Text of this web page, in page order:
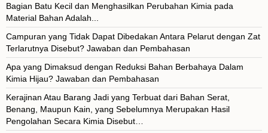
Bagian Batu Kecil dan Menghasilkan Perubahan Kimia pada
Material Bahan Adalah...
Campuran yang Tidak Dapat Dibedakan Antara Pelarut dengan Zat
Terlarutnya Disebut? Jawaban dan Pembahasan
Apa yang Dimaksud dengan Reduksi Bahan Berbahaya Dalam
Kimia Hijau? Jawaban dan Pembahasan
Kerajinan Atau Barang Jadi yang Terbuat dari Bahan Serat,
Benang, Maupun Kain, yang Sebelumnya Merupakan Hasil
Pengolahan Secara Kimia Disebut…